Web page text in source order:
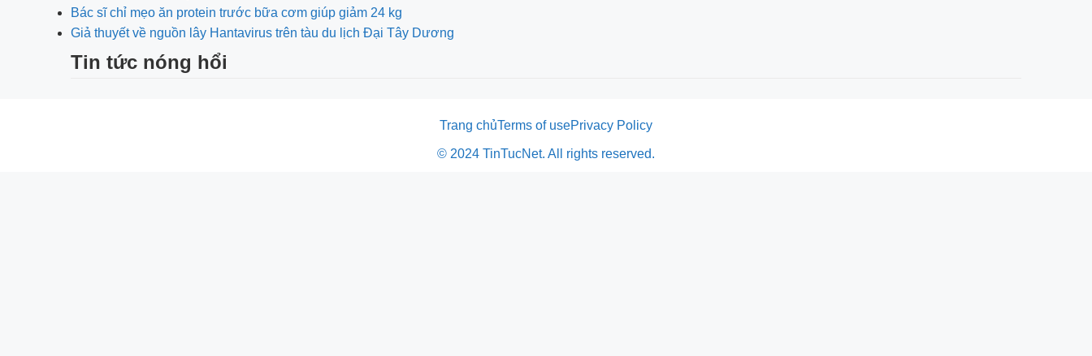
Bác sĩ chỉ mẹo ăn protein trước bữa cơm giúp giảm 24 kg
Giả thuyết về nguồn lây Hantavirus trên tàu du lịch Đại Tây Dương
Tin tức nóng hổi
Trang chủTerms of usePrivacy Policy
© 2024 TinTucNet. All rights reserved.